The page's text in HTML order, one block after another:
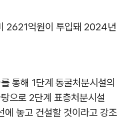
2621억원이 투입돼 2024년
통해 1단계 동굴처분시설의
으로 2단계 표층처분시설
에 놓고 건설할 것이라고 강조